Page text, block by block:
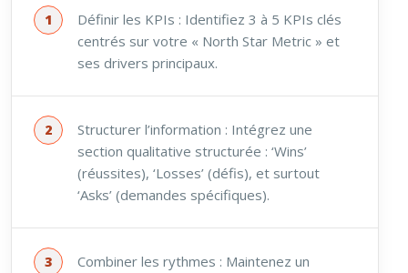
Définir les KPIs : Identifiez 3 à 5 KPIs clés
centrés sur votre « North Star Metric » et
ses drivers principaux.
Structurer l’information : Intégrez une
section qualitative structurée : ‘Wins’
(réussites), ‘Losses’ (défis), et surtout
‘Asks’ (demandes spécifiques).
Combiner les rythmes : Maintenez un